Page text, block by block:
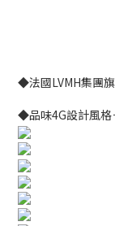
◆法國LVMH集團
◆品味4G設計風格